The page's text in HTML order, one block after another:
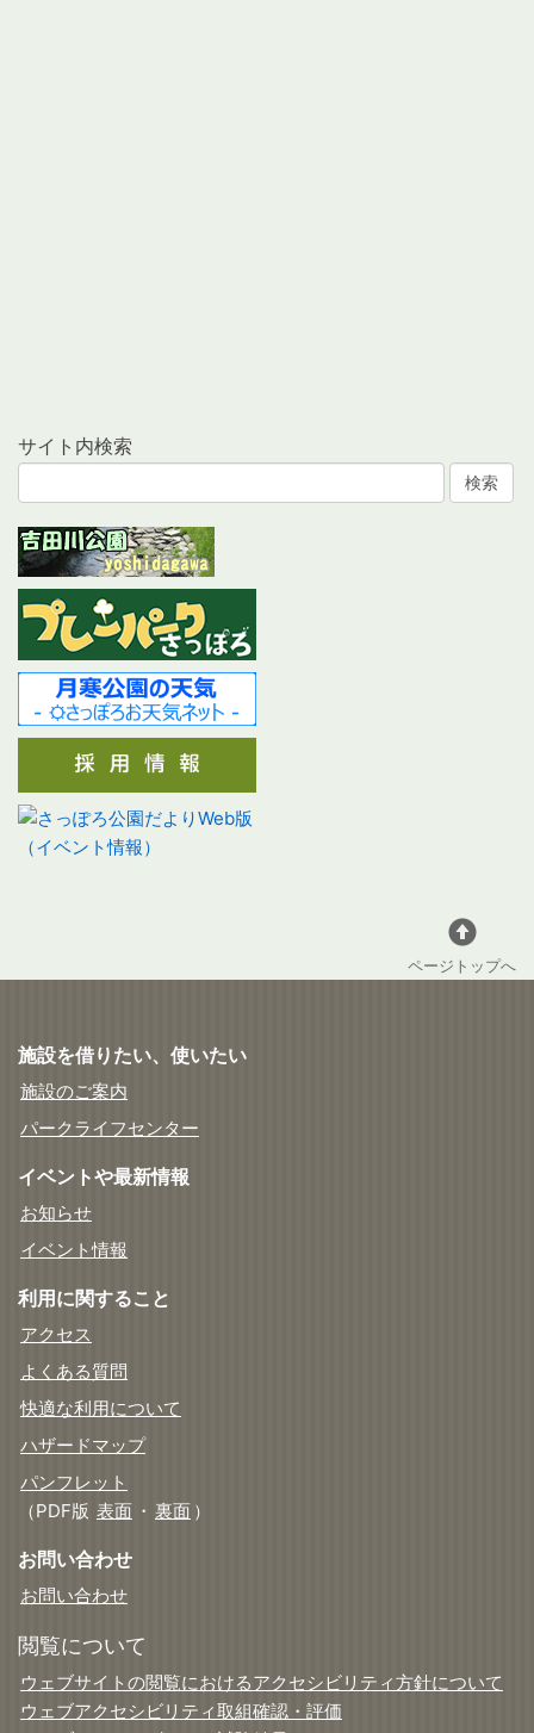
サイト内検索
ページトップへ
施設を借りたい、使いたい
施設のご案内
パークライフセンター
イベントや最新情報
お知らせ
イベント情報
利用に関すること
アクセス
よくある質問
快適な利用について
ハザードマップ
パンフレット
（PDF版 表面 ・ 裏面 ）
お問い合わせ
お問い合わせ
閲覧について
ウェブサイトの閲覧におけるアクセシビリティ方針について
ウェブアクセシビリティ取組確認・評価